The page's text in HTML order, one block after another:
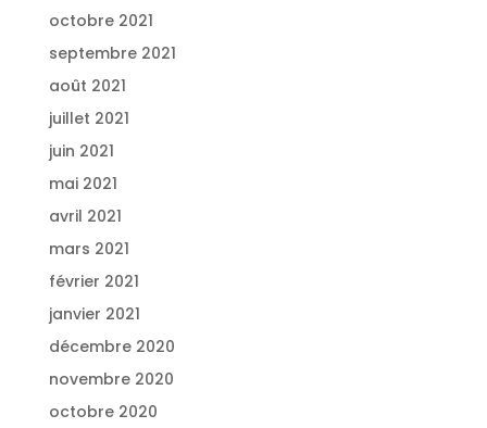
octobre 2021
septembre 2021
août 2021
juillet 2021
juin 2021
mai 2021
avril 2021
mars 2021
février 2021
janvier 2021
décembre 2020
novembre 2020
octobre 2020